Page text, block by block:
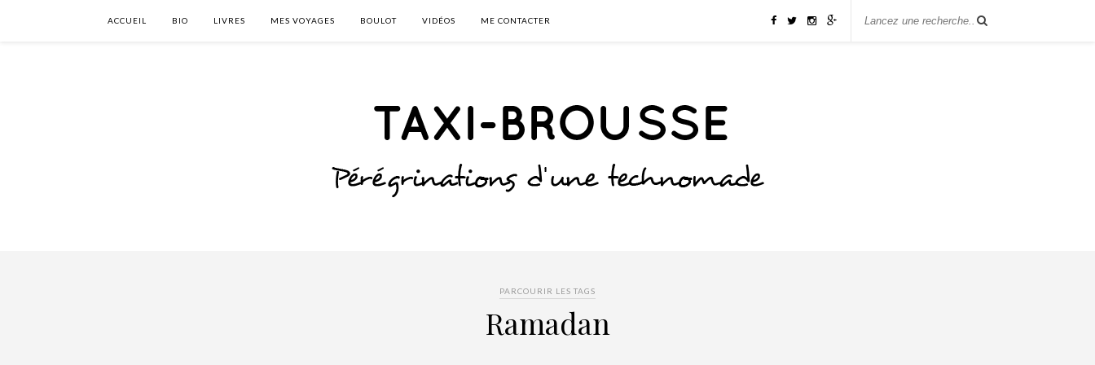
ACCUEIL BIO LIVRES MES VOYAGES BOULOT VIDÉOS ME CONTACTER
PARCOURIR LES TAGS
Ramadan